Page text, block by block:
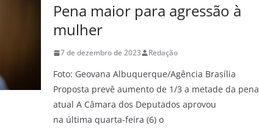
Pena maior para agressão à
mulher
7 de dezembro de 2023 Redação
Foto: Geovana Albuquerque/Agência Brasília
Proposta prevê aumento de 1/3 a metade da pena
atual A Câmara dos Deputados aprovou
na última quarta-feira (6) o